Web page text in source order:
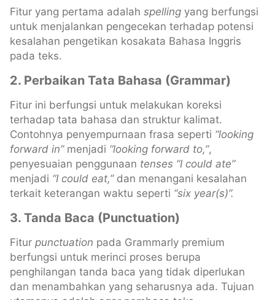
Fitur yang pertama adalah spelling yang berfungsi
untuk menjalankan pengecekan terhadap potensi
kesalahan pengetikan kosakata Bahasa Inggris
pada teks.
2. Perbaikan Tata Bahasa (Grammar)
Fitur ini berfungsi untuk melakukan koreksi
terhadap tata bahasa dan struktur kalimat.
Contohnya penyempurnaan frasa seperti “looking
forward in”menjadi “looking forward to,”,
penyesuaian penggunaan tenses “I could ate”
menjadi “I could eat,”dan menangani kesalahan
terkait keterangan waktu seperti “six year(s)”.
3. Tanda Baca (Punctuation)
Fitur punctuation pada Grammarly premium
berfungsi untuk merinci proses berupa
penghilangan tanda baca yang tidak diperlukan
dan menambahkan yang seharusnya ada. Tujuan